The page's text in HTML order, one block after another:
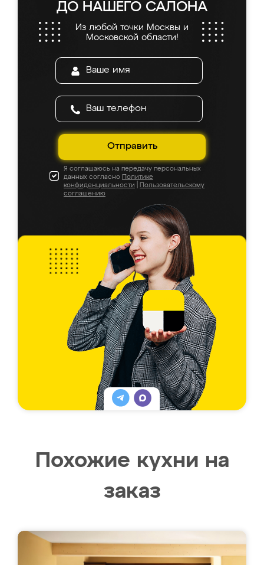
ДО НАШЕГО САЛОНА
Из любой точки Москвы и
Московской области!
Отправить
Я соглашаюсь на передачу персональных
данных согласно Политике
конфиденциальности
Пользовательскому
соглашению
Похожие кухни на
заказ